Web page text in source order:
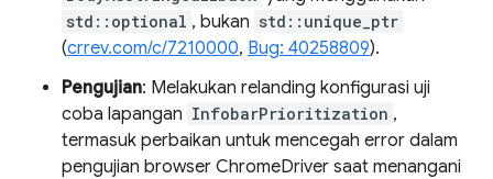
std::optional , bukan std::unique_ptr
(crrev.com/c/7210000, Bug: 40258809).
Pengujian: Melakukan relanding konfigurasi uji
coba lapangan InfobarPrioritization ,
termasuk perbaikan untuk mencegah error dalam
pengujian browser ChromeDriver saat menangani